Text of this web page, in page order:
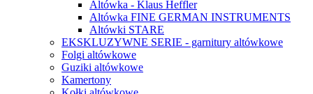
Altówka - Klaus Heffler
Altówka FINE GERMAN INSTRUMENTS
Altówki STARE
EKSKLUZYWNE SERIE - garnitury altówkowe
Folgi altówkowe
Guziki altówkowe
Kamertony